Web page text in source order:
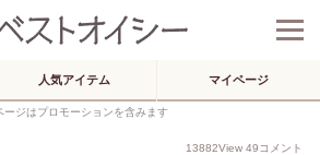
人気アイテム マイページ
ージはプロモーションを含みます
13882View 49コメント